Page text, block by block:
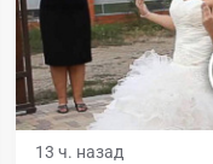
13 ч. назад